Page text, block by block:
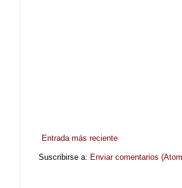
Entrada más reciente
Suscribirse a: Enviar comentarios